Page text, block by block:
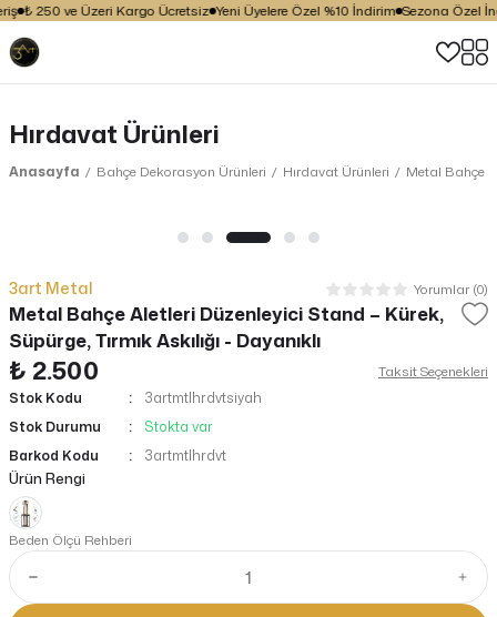
₺ 250 ve Üzeri Kargo Ücretsiz Yeni Üyelere Özel %10 İndirim Sezona Özel
Hırdavat Ürünleri
Anasayfa Bahçe Dekorasyon Ürünleri Hırdavat Ürünleri Metal Bahçe
3art Metal Yorumlar (0)
Metal Bahçe Aletleri Düzenleyici Stand – Kürek,
Süpürge, Tırmık Askılığı - Dayanıklı
₺ 2.500
Taksit Seçenekleri
Stok Kodu
3artmtlhrdvtsiyah
Stok Durumu
Stokta var
Barkod Kodu
3artmtlhrdvt
Ürün Rengi
Beden Ölçü Rehberi